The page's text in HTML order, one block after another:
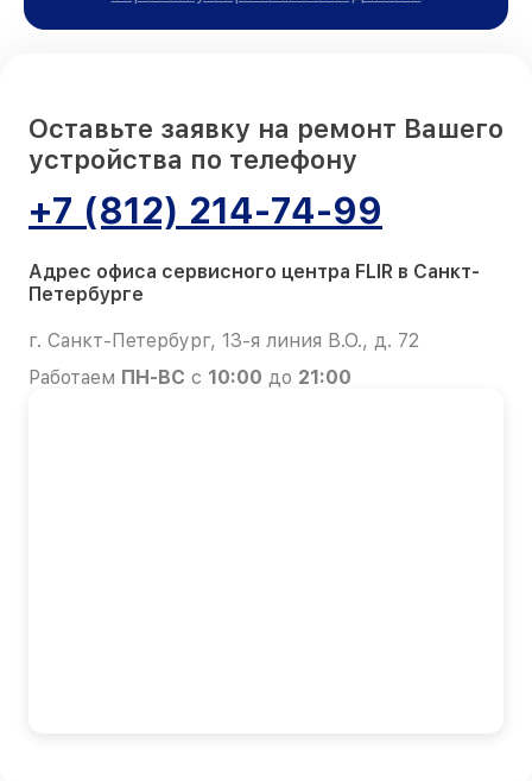
Оставьте заявку на ремонт Вашего
устройства по телефону
+7 (812) 214-74-99
Адрес офиса сервисного центра FLIR в Санкт-
Петербурге
г. Санкт-Петербург, 13-я линия В.О., д. 72
Работаем ПН-ВС с 10:00 до 21:00